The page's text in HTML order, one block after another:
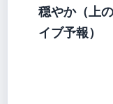
穏やか（上
イブ予報）